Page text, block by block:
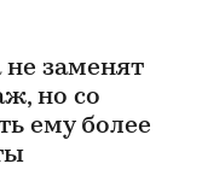
не заменят
но со
ему более